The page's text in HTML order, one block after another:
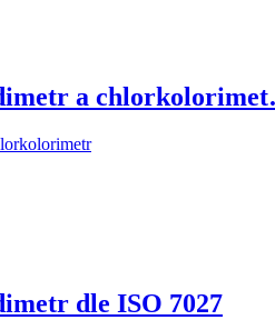
a
dle ISO 7027